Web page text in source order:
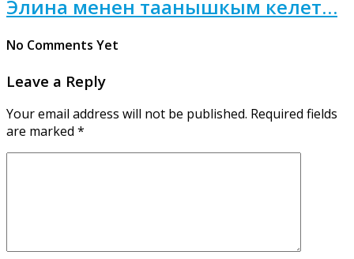
Элина менен таанышкым келет…
No Comments Yet
Leave a Reply
Your email address will not be published. Required fields
are marked *